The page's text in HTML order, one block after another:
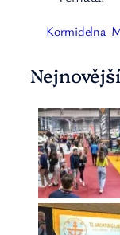
Kormidelna